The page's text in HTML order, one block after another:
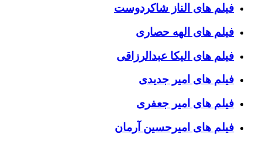
فیلم های الناز شاکردوست
فیلم های الهه حصاری
فیلم های الیکا عبدالرزاقی
فیلم های امیر جدیدی
فیلم های امیر جعفری
فیلم های امیرحسین آرمان